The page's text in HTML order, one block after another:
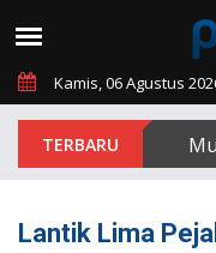
Kamis, 06 Agustus
Lantik Lima